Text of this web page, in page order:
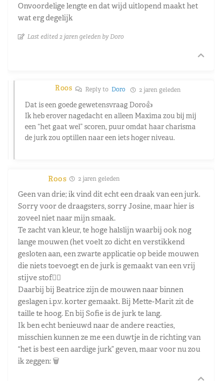
Onvoordelige lengte en dat wijd uitlopend maakt het
wat erg degelijk
Last edited 2 jaren geleden by Doro
Roos Reply to Doro 2 jaren geleden
Dat is een goede gewetensvraag Doro👍
Ik heb erover nagedacht en alleen Maxima zou bij mij
een “het gaat wel” scoren, puur omdat haar charisma
de jurk zou optillen naar een iets hoger niveau.
Roos 2 jaren geleden
Geen van drie; ik vind dit echt een draak van een jurk.
Sorry voor de draagsters, sorry Josine, maar hier is
zoveel niet naar mijn smaak.
Te zacht van kleur, te hoge halslijn waarbij ook nog
lange mouwen (het voelt zo dicht en verstikkend
gesloten aan, een zwarte applicatie op beide mouwen
die niets toevoegt en de jurk is gemaakt van een vrij
stijve stof😵‍💫
Daarbij bij Beatrice zijn de mouwen naar binnen
geslagen i.p.v. korter gemaakt. Bij Mette-Marit zit de
taille te hoog. En bij Sofie is de jurk te lang.
Ik ben echt benieuwd naar de andere reacties,
misschien kunnen ze me een duwtje in de richting van
“het is best een aardige jurk” geven, maar voor nu zou
ik zeggen: 🗑️